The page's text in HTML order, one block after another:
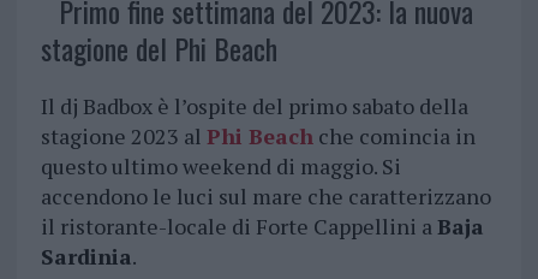
Primo fine settimana del 2023: la nuova
stagione del Phi Beach
Il dj Badbox è l’ospite del primo sabato della
stagione 2023 al Phi Beachche comincia in
questo ultimo weekend di maggio. Si
accendono le luci sul mare che caratterizzano
il ristorante-locale di Forte Cappellini aBaja
Sardinia.